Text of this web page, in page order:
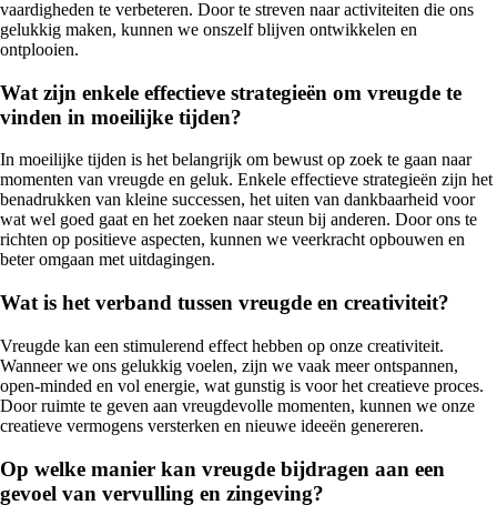
vaardigheden te verbeteren. Door te streven naar activiteiten die ons
gelukkig maken, kunnen we onszelf blijven ontwikkelen en
ontplooien.
Wat zijn enkele effectieve strategieën om vreugde te
vinden in moeilijke tijden?
In moeilijke tijden is het belangrijk om bewust op zoek te gaan naar
momenten van vreugde en geluk. Enkele effectieve strategieën zijn het
benadrukken van kleine successen, het uiten van dankbaarheid voor
wat wel goed gaat en het zoeken naar steun bij anderen. Door ons te
richten op positieve aspecten, kunnen we veerkracht opbouwen en
beter omgaan met uitdagingen.
Wat is het verband tussen vreugde en creativiteit?
Vreugde kan een stimulerend effect hebben op onze creativiteit.
Wanneer we ons gelukkig voelen, zijn we vaak meer ontspannen,
open-minded en vol energie, wat gunstig is voor het creatieve proces.
Door ruimte te geven aan vreugdevolle momenten, kunnen we onze
creatieve vermogens versterken en nieuwe ideeën genereren.
Op welke manier kan vreugde bijdragen aan een
gevoel van vervulling en zingeving?